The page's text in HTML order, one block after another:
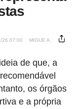
26 07:00 MIGUE A.
de que, a
os órgãos
e a própria